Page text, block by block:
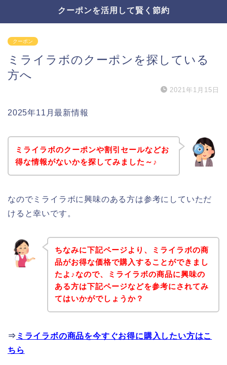
クーポンを活用して賢く節約
クーポン
ミライラボのクーポンを探している
方へ
2021年1月15日
2025年11月最新情報
ミライラボのクーポンや割引セールなどお
得な情報がないかを探してみました～♪
なのでミライラボに興味のある方は参考にしていただ
けると幸いです。
ちなみに下記ページより、ミライラボの商
品がお得な価格で購入することができまし
たよ♪なので、ミライラボの商品に興味の
ある方は下記ページなどを参考にされてみ
てはいかがでしょうか？
⇒ ミライラボの商品を今すぐお得に購入したい方はこ
ちら